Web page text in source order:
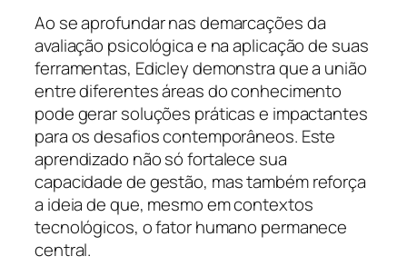
Ao se aprofundar nas demarcações da
avaliação psicológica e na aplicação de suas
ferramentas, Edicley demonstra que a união
entre diferentes áreas do conhecimento
pode gerar soluções práticas e impactantes
para os desafios contemporâneos. Este
aprendizado não só fortalece sua
capacidade de gestão, mas também reforça
a ideia de que, mesmo em contextos
tecnológicos, o fator humano permanece
central.